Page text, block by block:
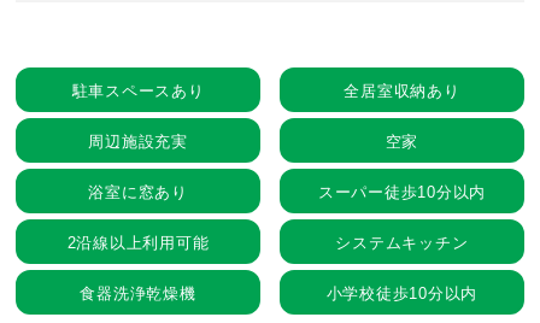
駐車スペースあり 全居室収納あり
周辺施設充実 空家
浴室に窓あり スーパー徒歩10分以内
2沿線以上利用可能 システムキッチン
食器洗浄乾燥機 小学校徒歩10分以内